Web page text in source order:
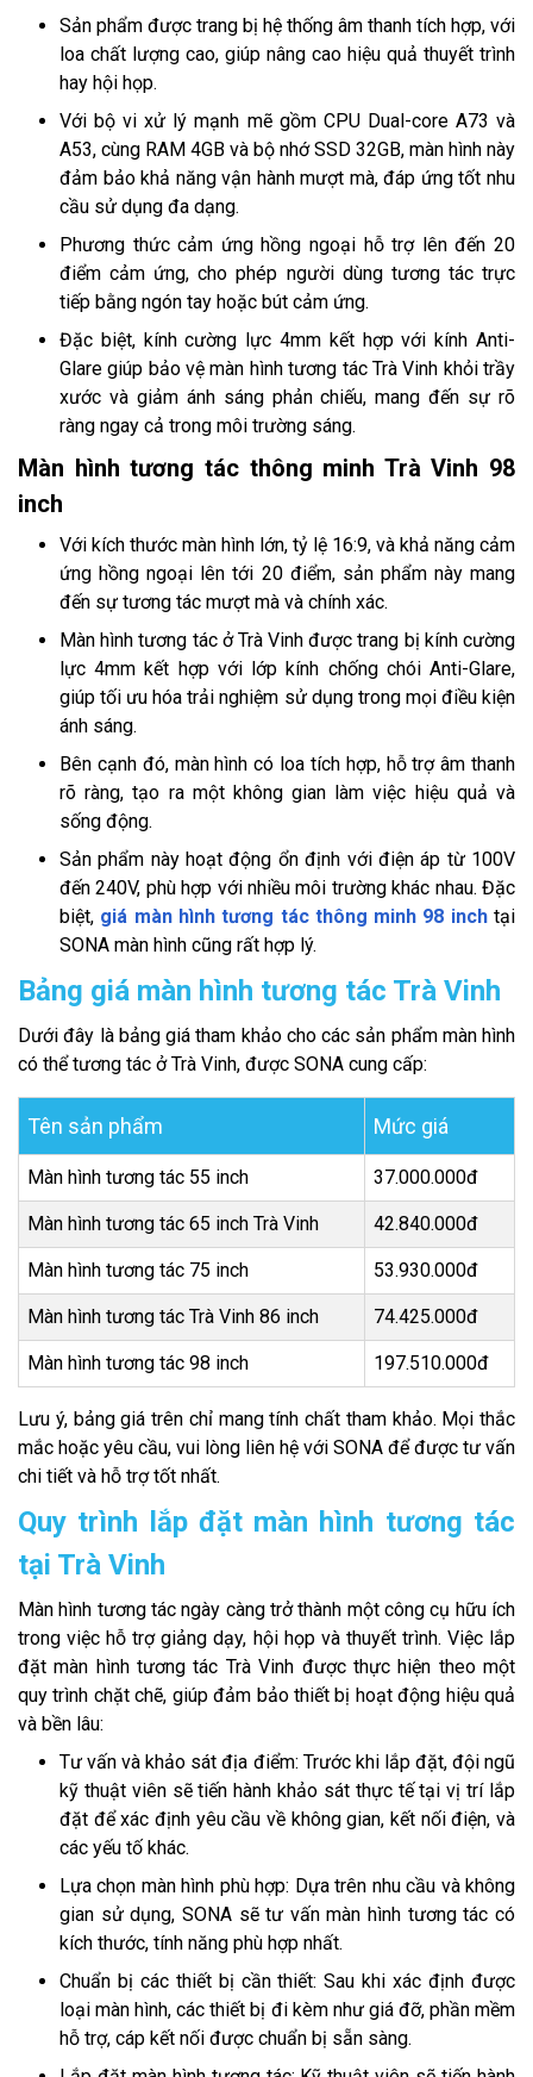
Sản phẩm được trang bị hệ thống âm thanh tích hợp, với
loa chất lượng cao, giúp nâng cao hiệu quả thuyết trình
hay hội họp.
Với bộ vi xử lý mạnh mẽ gồm CPU Dual-core A73 và
A53, cùng RAM 4GB và bộ nhớ SSD 32GB, màn hình này
đảm bảo khả năng vận hành mượt mà, đáp ứng tốt nhu
cầu sử dụng đa dạng.
Phương thức cảm ứng hồng ngoại hỗ trợ lên đến 20
điểm cảm ứng, cho phép người dùng tương tác trực
tiếp bằng ngón tay hoặc bút cảm ứng.
Đặc biệt, kính cường lực 4mm kết hợp với kính Anti-
Glare giúp bảo vệ màn hình tương tác Trà Vinh khỏi trầy
xước và giảm ánh sáng phản chiếu, mang đến sự rõ
ràng ngay cả trong môi trường sáng.
Màn hình tương tác thông minh Trà Vinh 98
inch
Với kích thước màn hình lớn, tỷ lệ 16:9, và khả năng cảm
ứng hồng ngoại lên tới 20 điểm, sản phẩm này mang
đến sự tương tác mượt mà và chính xác.
Màn hình tương tác ở Trà Vinh được trang bị kính cường
lực 4mm kết hợp với lớp kính chống chói Anti-Glare,
giúp tối ưu hóa trải nghiệm sử dụng trong mọi điều kiện
ánh sáng.
Bên cạnh đó, màn hình có loa tích hợp, hỗ trợ âm thanh
rõ ràng, tạo ra một không gian làm việc hiệu quả và
sống động.
Sản phẩm này hoạt động ổn định với điện áp từ 100V
đến 240V, phù hợp với nhiều môi trường khác nhau. Đặc
biệt, giá màn hình tương tác thông minh 98 inchtại
SONA màn hình cũng rất hợp lý.
Bảng giá màn hình tương tác Trà Vinh
Dưới đây là bảng giá tham khảo cho các sản phẩm màn hình
có thể tương tác ở Trà Vinh, được SONA cung cấp:
Tên sản phẩm Mức giá
Màn hình tương tác 55 inch 37.000.000đ
Màn hình tương tác 65 inch Trà Vinh 42.840.000đ
Màn hình tương tác 75 inch 53.930.000đ
Màn hình tương tác Trà Vinh 86 inch 74.425.000đ
Màn hình tương tác 98 inch 197.510.000đ
Lưu ý, bảng giá trên chỉ mang tính chất tham khảo. Mọi thắc
mắc hoặc yêu cầu, vui lòng liên hệ với SONA để được tư vấn
chi tiết và hỗ trợ tốt nhất.
Quy trình lắp đặt màn hình tương tác
tại Trà Vinh
Màn hình tương tác ngày càng trở thành một công cụ hữu ích
trong việc hỗ trợ giảng dạy, hội họp và thuyết trình. Việc lắp
đặt màn hình tương tác Trà Vinh được thực hiện theo một
quy trình chặt chẽ, giúp đảm bảo thiết bị hoạt động hiệu quả
và bền lâu:
Tư vấn và khảo sát địa điểm: Trước khi lắp đặt, đội ngũ
kỹ thuật viên sẽ tiến hành khảo sát thực tế tại vị trí lắp
đặt để xác định yêu cầu về không gian, kết nối điện, và
các yếu tố khác.
Lựa chọn màn hình phù hợp: Dựa trên nhu cầu và không
gian sử dụng, SONA sẽ tư vấn màn hình tương tác có
kích thước, tính năng phù hợp nhất.
Chuẩn bị các thiết bị cần thiết: Sau khi xác định được
loại màn hình, các thiết bị đi kèm như giá đỡ, phần mềm
hỗ trợ, cáp kết nối được chuẩn bị sẵn sàng.